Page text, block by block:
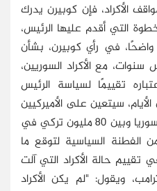
الأكراد، فإن كوبيرن يدرك
التي أقدم عليها الرئيس،
في رأي كوبيرن، بشأن
مع الأكراد السوريين،
تقييمًا لسياسة الرئيس
سيتعين على الأميركيين
الاختيار بين مليوني كردي في سوريا وبين 80 مليون تركي في
من الفطنة السياسية لتوقع ما
حالة الأكراد التي آلت
ويقول: "لم يكن الأكراد